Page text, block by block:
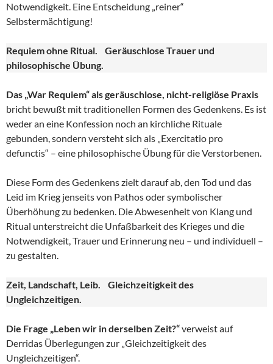
Notwendigkeit. Eine Entscheidung „reiner“
Selbstermächtigung!
Requiem ohne Ritual. Geräuschlose Trauer und
philosophische Übung.
Das „War Requiem“ als geräuschlose, nicht-religiöse Praxis
bricht bewußt mit traditionellen Formen des Gedenkens. Es ist
weder an eine Konfession noch an kirchliche Rituale
gebunden, sondern versteht sich als „Exercitatio pro
defunctis“ – eine philosophische Übung für die Verstorbenen.
Diese Form des Gedenkens zielt darauf ab, den Tod und das
Leid im Krieg jenseits von Pathos oder symbolischer
Überhöhung zu bedenken. Die Abwesenheit von Klang und
Ritual unterstreicht die Unfaßbarkeit des Krieges und die
Notwendigkeit, Trauer und Erinnerung neu – und individuell –
zu gestalten.
Zeit, Landschaft, Leib. Gleichzeitigkeit des
Ungleichzeitigen.
Die Frage „Leben wir in derselben Zeit?“verweist auf
Derridas Überlegungen zur „Gleichzeitigkeit des
Ungleichzeitigen“.